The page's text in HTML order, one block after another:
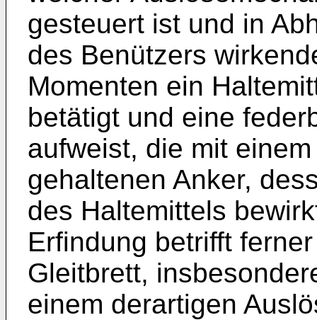
gesteuert ist und in
des Benützers
Momenten ein
betätigt und eine
aufweist, die mit
gehaltenen Anker,
des Haltemittels
Erfindung betrifft
Gleitbrett,
einem derartigen